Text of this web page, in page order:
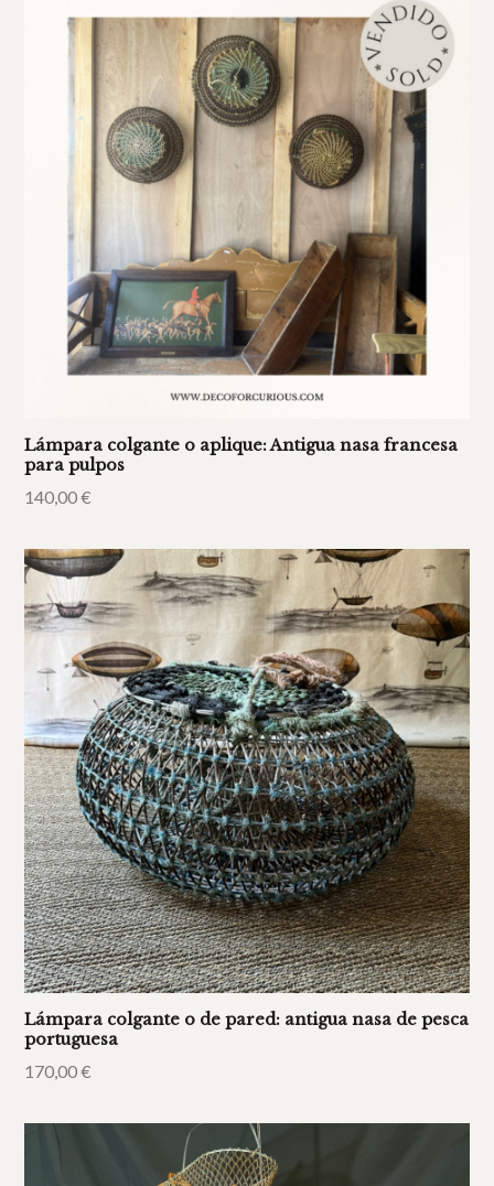
Lámpara colgante o aplique: Antigua nasa francesa
para pulpos
140,00€
Lámpara colgante o de pared: antigua nasa de pesca
portuguesa
170,00€